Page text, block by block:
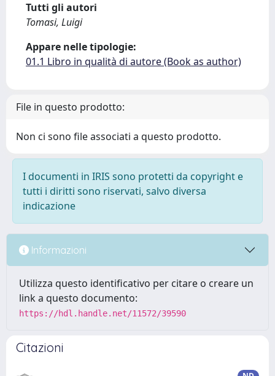
Tutti gli autori
Tomasi, Luigi
Appare nelle tipologie:
01.1 Libro in qualità di autore (Book as author)
File in questo prodotto:
Non ci sono file associati a questo prodotto.
I documenti in IRIS sono protetti da copyright e
tutti i diritti sono riservati, salvo diversa
indicazione
Informazioni
Utilizza questo identificativo per citare o creare un
link a questo documento:
https://hdl.handle.net/11572/39590
Citazioni